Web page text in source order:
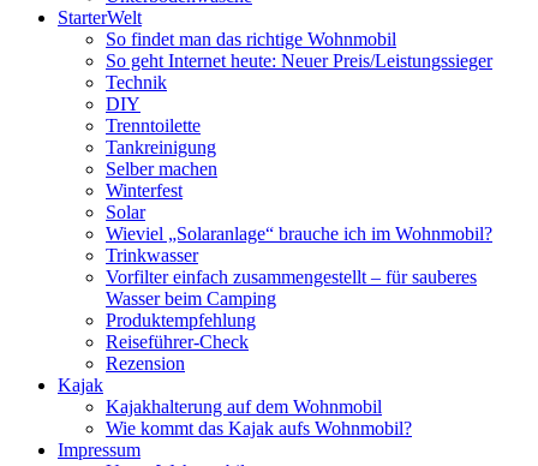
StarterWelt
So findet man das richtige Wohnmobil
So geht Internet heute: Neuer Preis/Leistungssieger
Technik
DIY
Trenntoilette
Tankreinigung
Selber machen
Winterfest
Solar
Wieviel „Solaranlage“ brauche ich im Wohnmobil?
Trinkwasser
Vorfilter einfach zusammengestellt – für sauberes
Wasser beim Camping
Produktempfehlung
Reiseführer-Check
Rezension
Kajak
Kajakhalterung auf dem Wohnmobil
Wie kommt das Kajak aufs Wohnmobil?
Impressum